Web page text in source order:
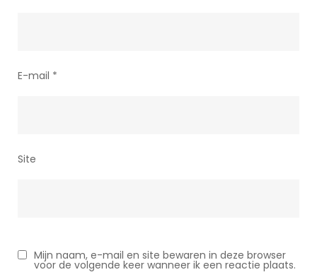
E-mail *
Site
Mijn naam, e-mail en site bewaren in deze browser
voor de volgende keer wanneer ik een reactie plaats.